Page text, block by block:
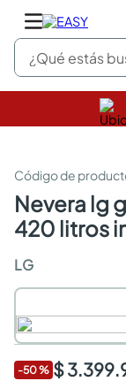
¿Qué estás
nevera lg gb41wpt tipo europeo
420 litros
LG
-50% $
pinturas
sanitarios
comedor
escritorio
armarios closet
comedores